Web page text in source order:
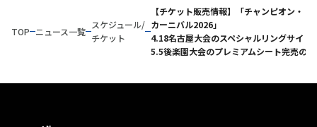
TOP ニュース一覧
スケジュール/
チケット
【チケット販売情報】「チャンピオン・
カーニバル2026」
4.18名古屋大会のスペシャルリングサイド
5.5後楽園大会のプレミアムシート完売の